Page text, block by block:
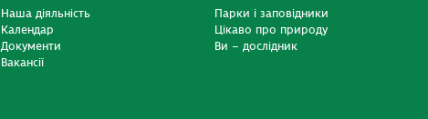
Наша діяльність
Календар
Документи
Вакансії
Парки і заповідники
Цікаво про природу
Ви – дослідник